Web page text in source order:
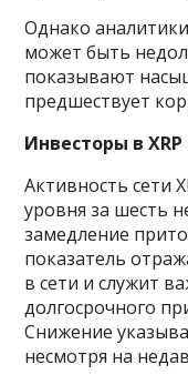
Однако
может быть
показывают
предшествует
Инвесторы в
Активность сети
уровня за шесть
замедление
показатель
в сети и служит
долгосрочного
Снижение
несмотря на